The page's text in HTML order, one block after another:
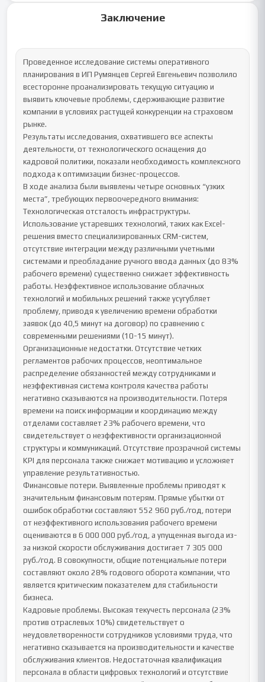
Заключение
Проведенное исследование системы оперативного
планирования в ИП Румянцев Сергей Евгеньевич позволило
всесторонне проанализировать текущую ситуацию и
выявить ключевые проблемы, сдерживающие развитие
компании в условиях растущей конкуренции на страховом
рынке.
Результаты исследования, охватившего все аспекты
деятельности, от технологического оснащения до
кадровой политики, показали необходимость комплексного
подхода к оптимизации бизнес-процессов.
В ходе анализа были выявлены четыре основных “узких
места”, требующих первоочередного внимания:
Технологическая отсталость инфраструктуры.
Использование устаревших технологий, таких как Excel-
решения вместо специализированных CRM-систем,
отсутствие интеграции между различными учетными
системами и преобладание ручного ввода данных (до 83%
рабочего времени) существенно снижает эффективность
работы. Неэффективное использование облачных
технологий и мобильных решений также усугубляет
проблему, приводя к увеличению времени обработки
заявок (до 40,5 минут на договор) по сравнению с
современными решениями (10-15 минут).
Организационные недостатки. Отсутствие четких
регламентов рабочих процессов, неоптимальное
распределение обязанностей между сотрудниками и
неэффективная система контроля качества работы
негативно сказываются на производительности. Потеря
времени на поиск информации и координацию между
отделами составляет 23% рабочего времени, что
свидетельствует о неэффективности организационной
структуры и коммуникаций. Отсутствие прозрачной системы
KPI для персонала также снижает мотивацию и усложняет
управление результативностью.
Финансовые потери. Выявленные проблемы приводят к
значительным финансовым потерям. Прямые убытки от
ошибок обработки составляют 552 960 руб./год, потери
от неэффективного использования рабочего времени
оцениваются в 6 000 000 руб./год, а упущенная выгода из-
за низкой скорости обслуживания достигает 7 305 000
руб./год. В совокупности, общие потенциальные потери
составляют около 28% годового оборота компании, что
является критическим показателем для стабильности
бизнеса.
Кадровые проблемы. Высокая текучесть персонала (23%
против отраслевых 10%) свидетельствует о
неудовлетворенности сотрудников условиями труда, что
негативно сказывается на производительности и качестве
обслуживания клиентов. Недостаточная квалификация
персонала в области цифровых технологий и отсутствие